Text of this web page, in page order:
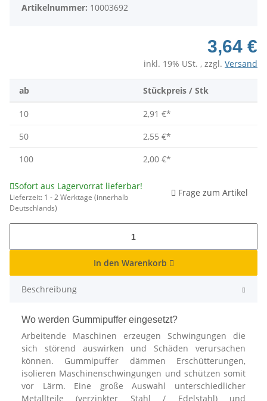
Artikelnummer: 10003692
3,64 €
inkl. 19% USt. , zzgl. Versand
ab Stückpreis / Stk
10 2,91 €*
50
2,55 €*
100
2,00 €*
Sofort aus Lagervorrat lieferbar!
Lieferzeit: 1 - 2 Werktage (innerhalb
Deutschlands)
Frage zum Artikel
In den Warenkorb
Beschreibung
Wo werden Gummipuffer eingesetzt?
Arbeitende Maschinen erzeugen Schwingungen die
sich störend auswirken und Schäden verursachen
können. Gummipuffer dämmen Erschütterungen,
isolieren Maschinenschwingungen und schützen somit
vor Lärm. Eine große Auswahl unterschiedlicher
Metallteile (verzinkter Stahl / Edelstahl) und